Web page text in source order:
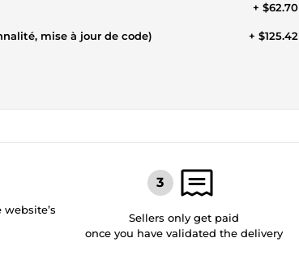
+ $62.70
mise à jour de code) + $125.42
Sellers only get paid
once you have validated the delivery